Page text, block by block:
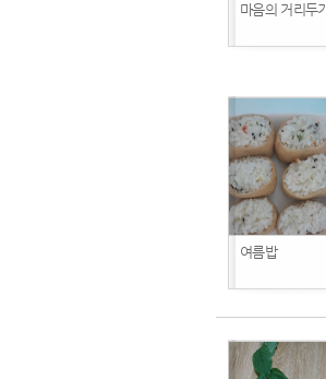
마음의 거리두기
여름밥